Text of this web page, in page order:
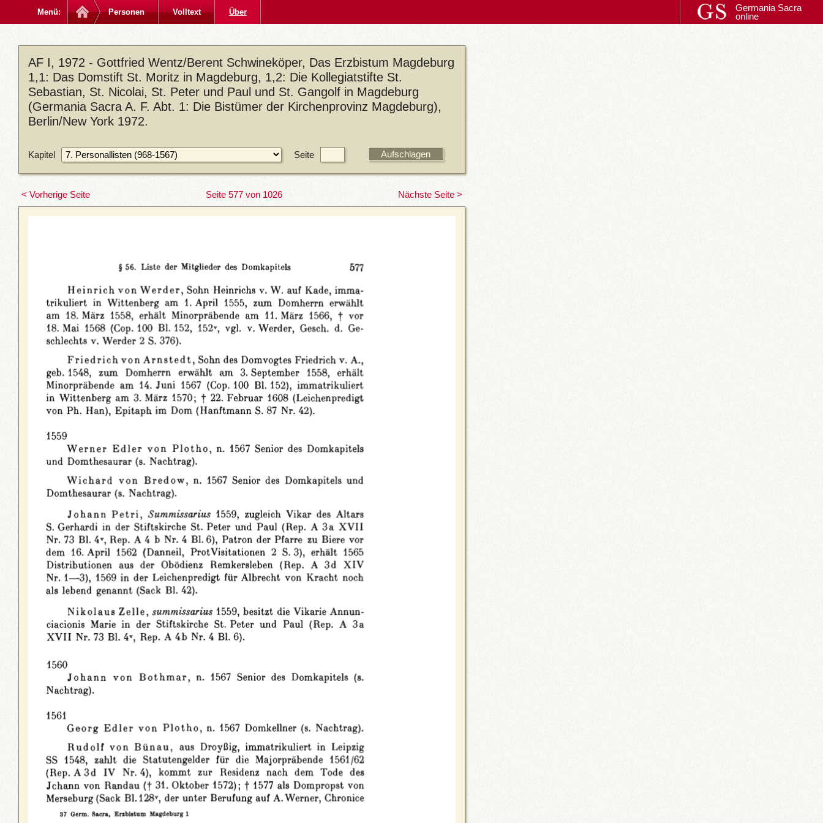
Menü: Personen Volltext Über
Germania Sacra
online
AF I, 1972 - Gottfried Wentz/Berent Schwineköper, Das Erzbistum Magdeburg
1,1: Das Domstift St. Moritz in Magdeburg, 1,2: Die Kollegiatstifte St.
Sebastian, St. Nicolai, St. Peter und Paul und St. Gangolf in Magdeburg
(Germania Sacra A. F. Abt. 1: Die Bistümer der Kirchenprovinz Magdeburg),
Berlin/New York 1972.
Kapitel Seite
< Vorherige Seite Seite 577 von 1026 Nächste Seite >